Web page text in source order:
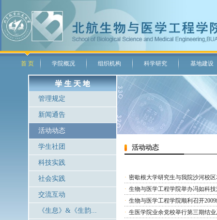
首 页 学院概况 组织机构 科学研究 基地建设
管理规定
新闻通告
活动动态
学生社团
科技实践
社会实践
交流互动
《生息》&《生韵...
活动动态
· 密歇根大学研究生与我院沙河校
· 生物与医学工程学院举办冯如科
· 生物与医学工程学院顺利召开
· 生医学院业余党校举行第三期结